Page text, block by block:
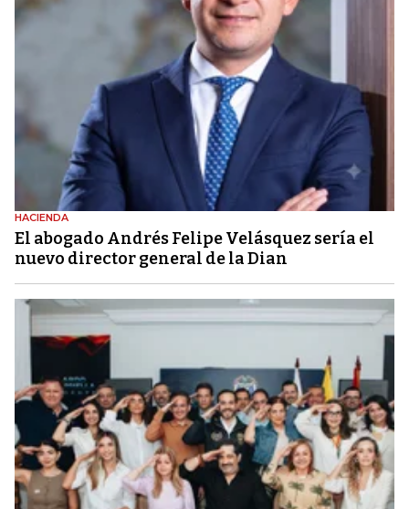
HACIENDA
El abogado Andrés Felipe Velásquez sería el
nuevo director general de la Dian